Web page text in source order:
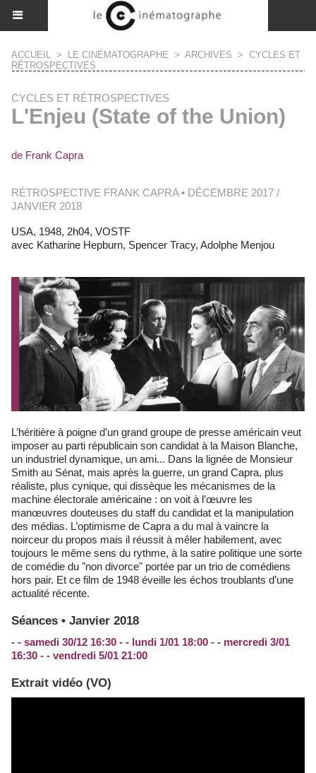
ACCUEIL > LE CINÉMATOGRAPHE > ARCHIVES > CYCLES ET
RÉTROSPECTIVES
CYCLES ET RÉTROSPECTIVES
L'Enjeu (State of the Union)
de Frank Capra
RÉTROSPECTIVE FRANK CAPRA • DÉCEMBRE 2017 /
JANVIER 2018
USA, 1948, 2h04, VOSTF
avec Katharine Hepburn, Spencer Tracy, Adolphe Menjou
L’héritière à poigne d’un grand groupe de presse américain veut
imposer au parti républicain son candidat à la Maison Blanche,
un industriel dynamique, un ami... Dans la lignée de Monsieur
Smith au Sénat, mais après la guerre, un grand Capra, plus
réaliste, plus cynique, qui dissèque les mécanismes de la
machine électorale américaine : on voit à l’œuvre les
manœuvres douteuses du staff du candidat et la manipulation
des médias. L’optimisme de Capra a du mal à vaincre la
noirceur du propos mais il réussit à mêler habilement, avec
toujours le même sens du rythme, à la satire politique une sorte
de comédie du "non divorce" portée par un trio de comédiens
hors pair. Et ce film de 1948 éveille les échos troublants d’une
actualité récente.
Séances • Janvier 2018
- - samedi 30/12 16:30 - - lundi 1/01 18:00 - - mercredi 3/01
16:30 - - vendredi 5/01 21:00
Extrait vidéo (VO)